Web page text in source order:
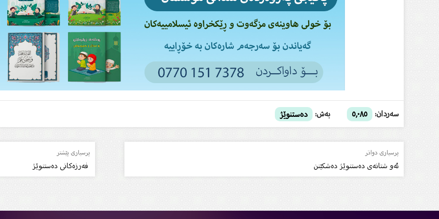
سەردان: ٥,٠٨٥ بەش: دەستنوێژ
پرسیاری دواتر
ئه‌و شتانه‌ى ده‌ستنوێژ ده‌شكێنن
پرسیاری پێشتر
فه‌رزه‌كانى ده‌ستنوێژ